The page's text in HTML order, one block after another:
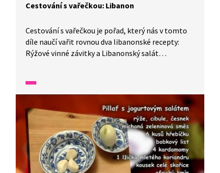
Cestování s vařečkou: Libanon
Cestování s vařečkou je pořad, který nás v tomto
díle naučí vařit rovnou dva libanonské recepty:
Rýžové vinné závitky a Libanonský salát
překvapení.